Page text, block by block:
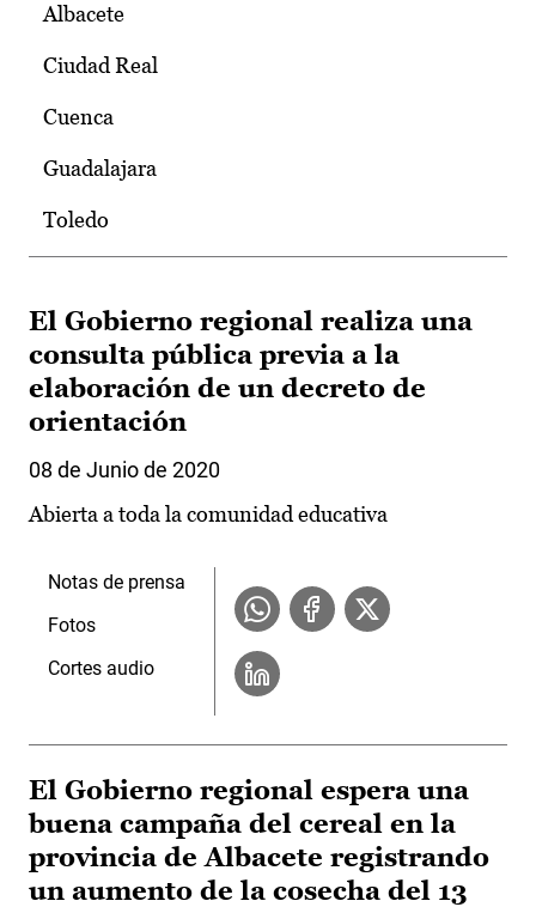
Albacete
Ciudad Real
Cuenca
Guadalajara
Toledo
El Gobierno regional realiza una
consulta pública previa a la
elaboración de un decreto de
orientación
08 de Junio de 2020
Abierta a toda la comunidad educativa
Notas de prensa
Fotos
Cortes audio
El Gobierno regional espera una
buena campaña del cereal en la
provincia de Albacete registrando
un aumento de la cosecha del 13